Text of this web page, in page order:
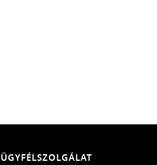
ÜGYFÉLSZOLGÁLAT